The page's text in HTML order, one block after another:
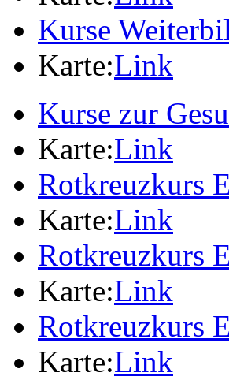
Kurse
Karte:Link
Kurse zur
Karte:Link
Rotkreuzkurs
Karte:Link
Rotkreuzkurs
Karte:Link
Rotkreuzkurs
Karte:Link